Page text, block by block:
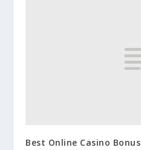
Best Online Casino Bonus